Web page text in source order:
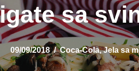
sa
09/09/2018 Coca-Cola,Jela sa